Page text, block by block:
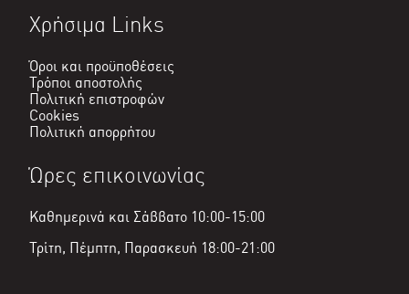
Χρήσιμα Links
Όροι και προϋποθέσεις
Τρόποι αποστολής
Πολιτική επιστροφών
Cookies
Πολιτική απορρήτου
Ώρες επικοινωνίας
Καθημερινά και Σάββατο 10:00-15:00
Τρίτη, Πέμπτη, Παρασκευή 18:00-21:00